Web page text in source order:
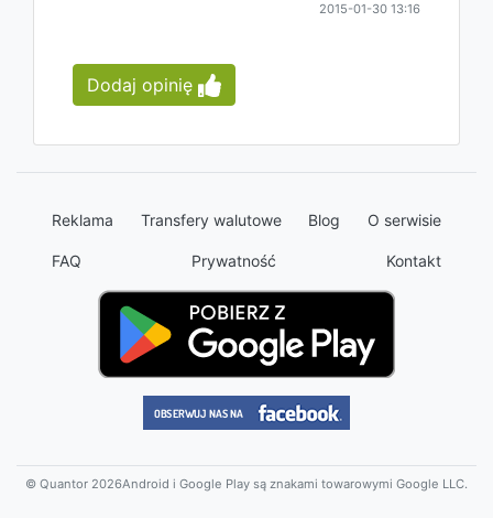
2015-01-30 13:16
Dodaj opinię
Reklama Transfery walutowe Blog O serwisie
FAQ Prywatność Kontakt
© Quantor 2026Android i Google Play są znakami towarowymi Google LLC.